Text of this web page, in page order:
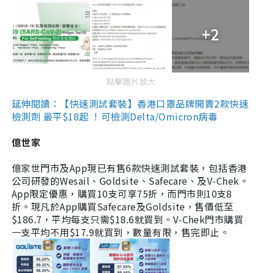
+2
點擊圖片放大
延伸閱讀：【快速測試套裝】香港口罩品牌開賣2款快速
檢測劑 最平$18起 ！可檢測Delta/Omicron病毒
億世家
億家世門市及App現已有售6款快速測試套裝，包括香港
公司研發的Wesail、Goldsite、Safecare、及V-Chek。
App限定優惠，購買10支可享75折，而門市則10支8
折。現凡於App購買Safecare及Goldsite，售價低至
$186.7，平均每支只需$18.6就買到。V-Chek門市購買
一支平均不用$17.9就買到，數量有限，售完即止。